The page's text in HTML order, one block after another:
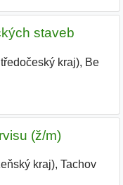
staveb
kraj), Be|
(ž/m)
kraj), Tachov|